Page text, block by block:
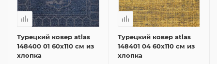
Турецкий ковер atlas
148400 01 60x110 см из
хлопка
Турецкий ковер atlas
148401 04 60x110 см из
хлопка